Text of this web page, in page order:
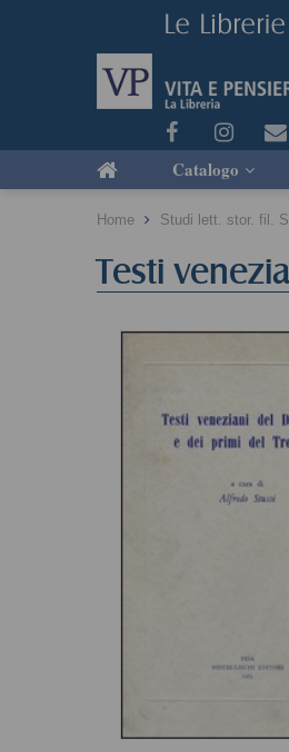
Catalogo
Home Studi lett. stor. fil.
Testi